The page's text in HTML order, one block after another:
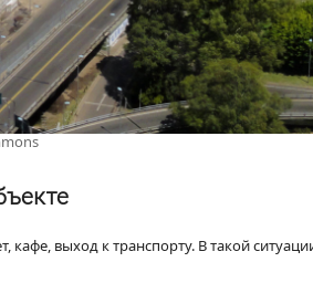
кафе, выход к транспорту. В такой